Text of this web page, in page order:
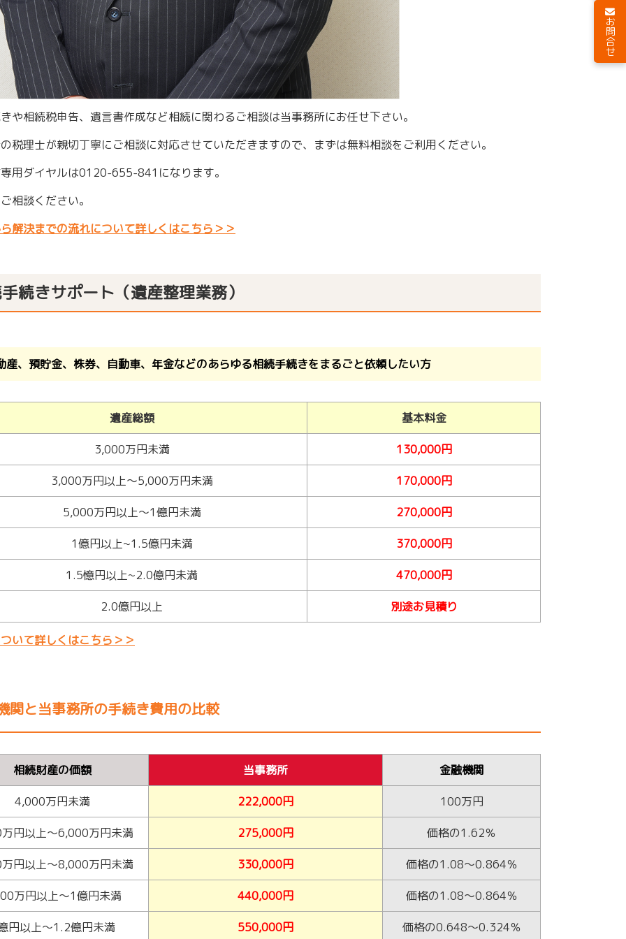
や相続税申告、遺言書作成など相続に関わるご相談は当事務所にお任せ下さい。
税理士が親切丁寧にご相談に対応させていただきますので、まずは無料相談をご利用ください。
用ダイヤルは0120-655-841になります。
相談ください。
解決までの流れについて詳しくはこちら＞＞
続きサポート（遺産整理業務）
、預貯金、株券、自動車、年金などのあらゆる相続手続きをまるごと依頼したい方
遺産総額 基本料金
3,000万円未満 130,000円
3,000万円以上～5,000万円未満 170,000円
5,000万円以上～1億円未満 270,000円
1億円以上~1.5億円未満 370,000円
1.5憶円以上~2.0億円未満 470,000円
2.0億円以上 別途お見積り
いて詳しくはこちら＞＞
関と当事務所の手続き費用の比較
相続財産の価額 当事務所 金融機関
4,000万円未満 222,000円 100万円
円以上～6,000万円未満 275,000円 価格の1.62％
円以上～8,000万円未満 330,000円 価格の1.08～0.864％
万円以上～1億円未満 440,000円 価格の1.08～0.864％
円以上～1.2億円未満 550,000円 価格の0.648～0.324％
お問合せ